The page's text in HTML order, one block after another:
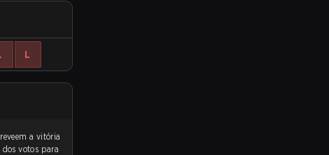
L
dos votos para